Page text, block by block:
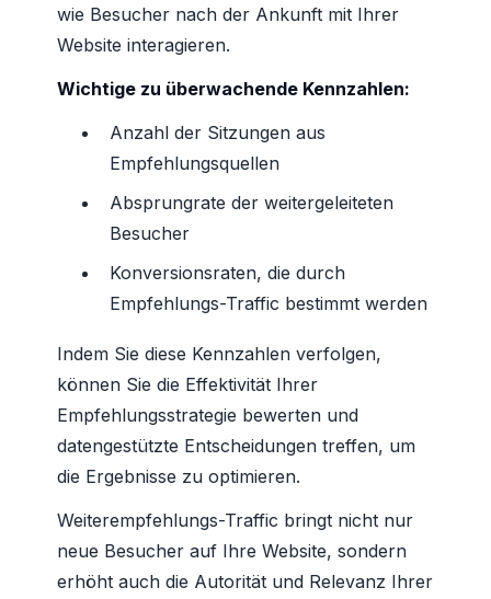
wie Besucher nach der Ankunft mit Ihrer
Website interagieren.
Wichtige zu überwachende Kennzahlen:
Anzahl der Sitzungen aus
Empfehlungsquellen
Absprungrate der weitergeleiteten
Besucher
Konversionsraten, die durch
Empfehlungs-Traffic bestimmt werden
Indem Sie diese Kennzahlen verfolgen,
können Sie die Effektivität Ihrer
Empfehlungsstrategie bewerten und
datengestützte Entscheidungen treffen, um
die Ergebnisse zu optimieren.
Weiterempfehlungs-Traffic bringt nicht nur
neue Besucher auf Ihre Website, sondern
erhöht auch die Autorität und Relevanz Ihrer